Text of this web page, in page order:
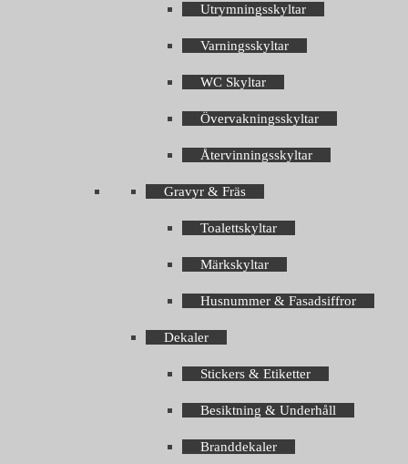
Utrymningsskyltar
Varningsskyltar
WC Skyltar
Övervakningsskyltar
Återvinningsskyltar
Gravyr & Fräs
Toalettskyltar
Märkskyltar
Husnummer & Fasadsiffror
Dekaler
Stickers & Etiketter
Besiktning & Underhåll
Branddekaler